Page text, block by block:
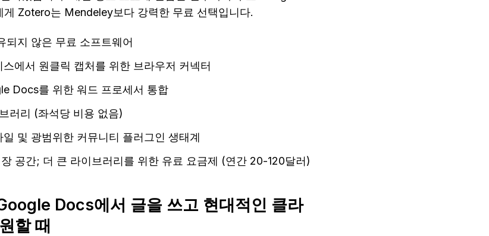
Zotero는 Mendeley보다 강력한 무료 선택입니다.
되지 않은 무료 소프트웨어
에서 원클릭 캡처를 위한 브라우저 커넥터
Docs를 위한 워드 프로세서 통합
러리 (좌석당 비용 없음)
및 광범위한 커뮤니티 플러그인 생태계
공간; 더 큰 라이브러리를 위한 유료 요금제 (연간 20-120달러)
Docs에서 글을 쓰고 현대적인 클라
할 때